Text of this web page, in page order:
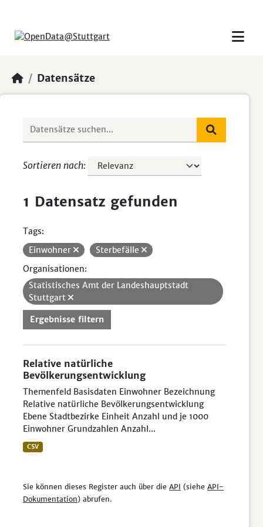
Datensätze
Sortieren nach
1 Datensatz gefunden
Tags:
Einwohner
Sterbefälle
Organisationen:
Statistisches Amt der Landeshauptstadt
Stuttgart
Ergebnisse filtern
Relative natürliche
Bevölkerungsentwicklung
Themenfeld Basisdaten Einwohner Bezeichnung
Relative natürliche Bevölkerungsentwicklung
Ebene Stadtbezirke Einheit Anzahl und je 1000
Einwohner Grundzahlen Anzahl...
CSV
Sie können dieses Register auch über die API (siehe API-
Dokumentation) abrufen.